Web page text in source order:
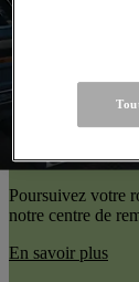
Poursuivez votre
notre centre de
En savoir plus